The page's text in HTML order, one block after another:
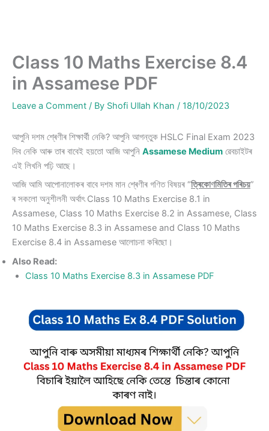
Class 10 Maths Exercise 8.4
in Assamese PDF
Leave a Comment / By Shofi Ullah Khan / 18/10/2023
আপুনি দশম শ্ৰেণীৰ শিক্ষাৰ্থী নেকি? আপুনি আগন্তুক HSLC Final Exam 2023
দিব নেকি আৰু তাৰ বাবেই হয়তো আজি আপুনি Assamese Medium ৱেবচাইটৰ
এই লিখনি পঢ়ি আছে।
আজি আমি আপোনালোকৰ বাবে দশম মান শ্ৰেণীৰ গণিত বিষয়ৰ “ত্ৰিকোণমিতিৰ পৰিচয়”
ৰ সকলো অনুশীলনী অৰ্থাৎ Class 10 Maths Exercise 8.1 in
Assamese, Class 10 Maths Exercise 8.2 in Assamese, Class
10 Maths Exercise 8.3 in Assamese and Class 10 Maths
Exercise 8.4 in Assamese আলোচনা কৰিছো।
Also Read:
Class 10 Maths Exercise 8.3 in Assamese PDF